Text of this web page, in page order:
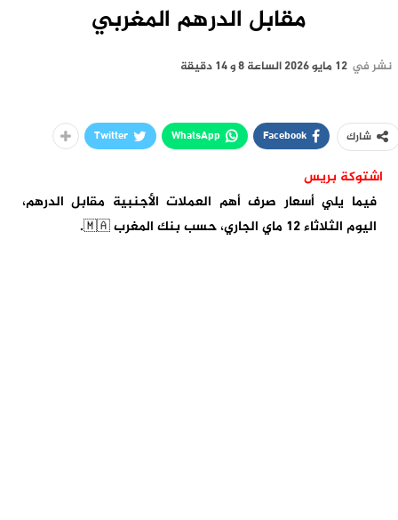
مقابل الدرهم المغربي
نشر في 12 مايو 2026 الساعة 8 و 14 دقيقة
شارك Facebook
WhatsApp
Twitter
اشتوكة بريس
فيما يلي أسعار صرف أهم العملات الأجنبية مقابل الدرهم،
اليوم الثلاثاء 12 ماي الجاري، حسب بنك المغرب 🇲🇦.